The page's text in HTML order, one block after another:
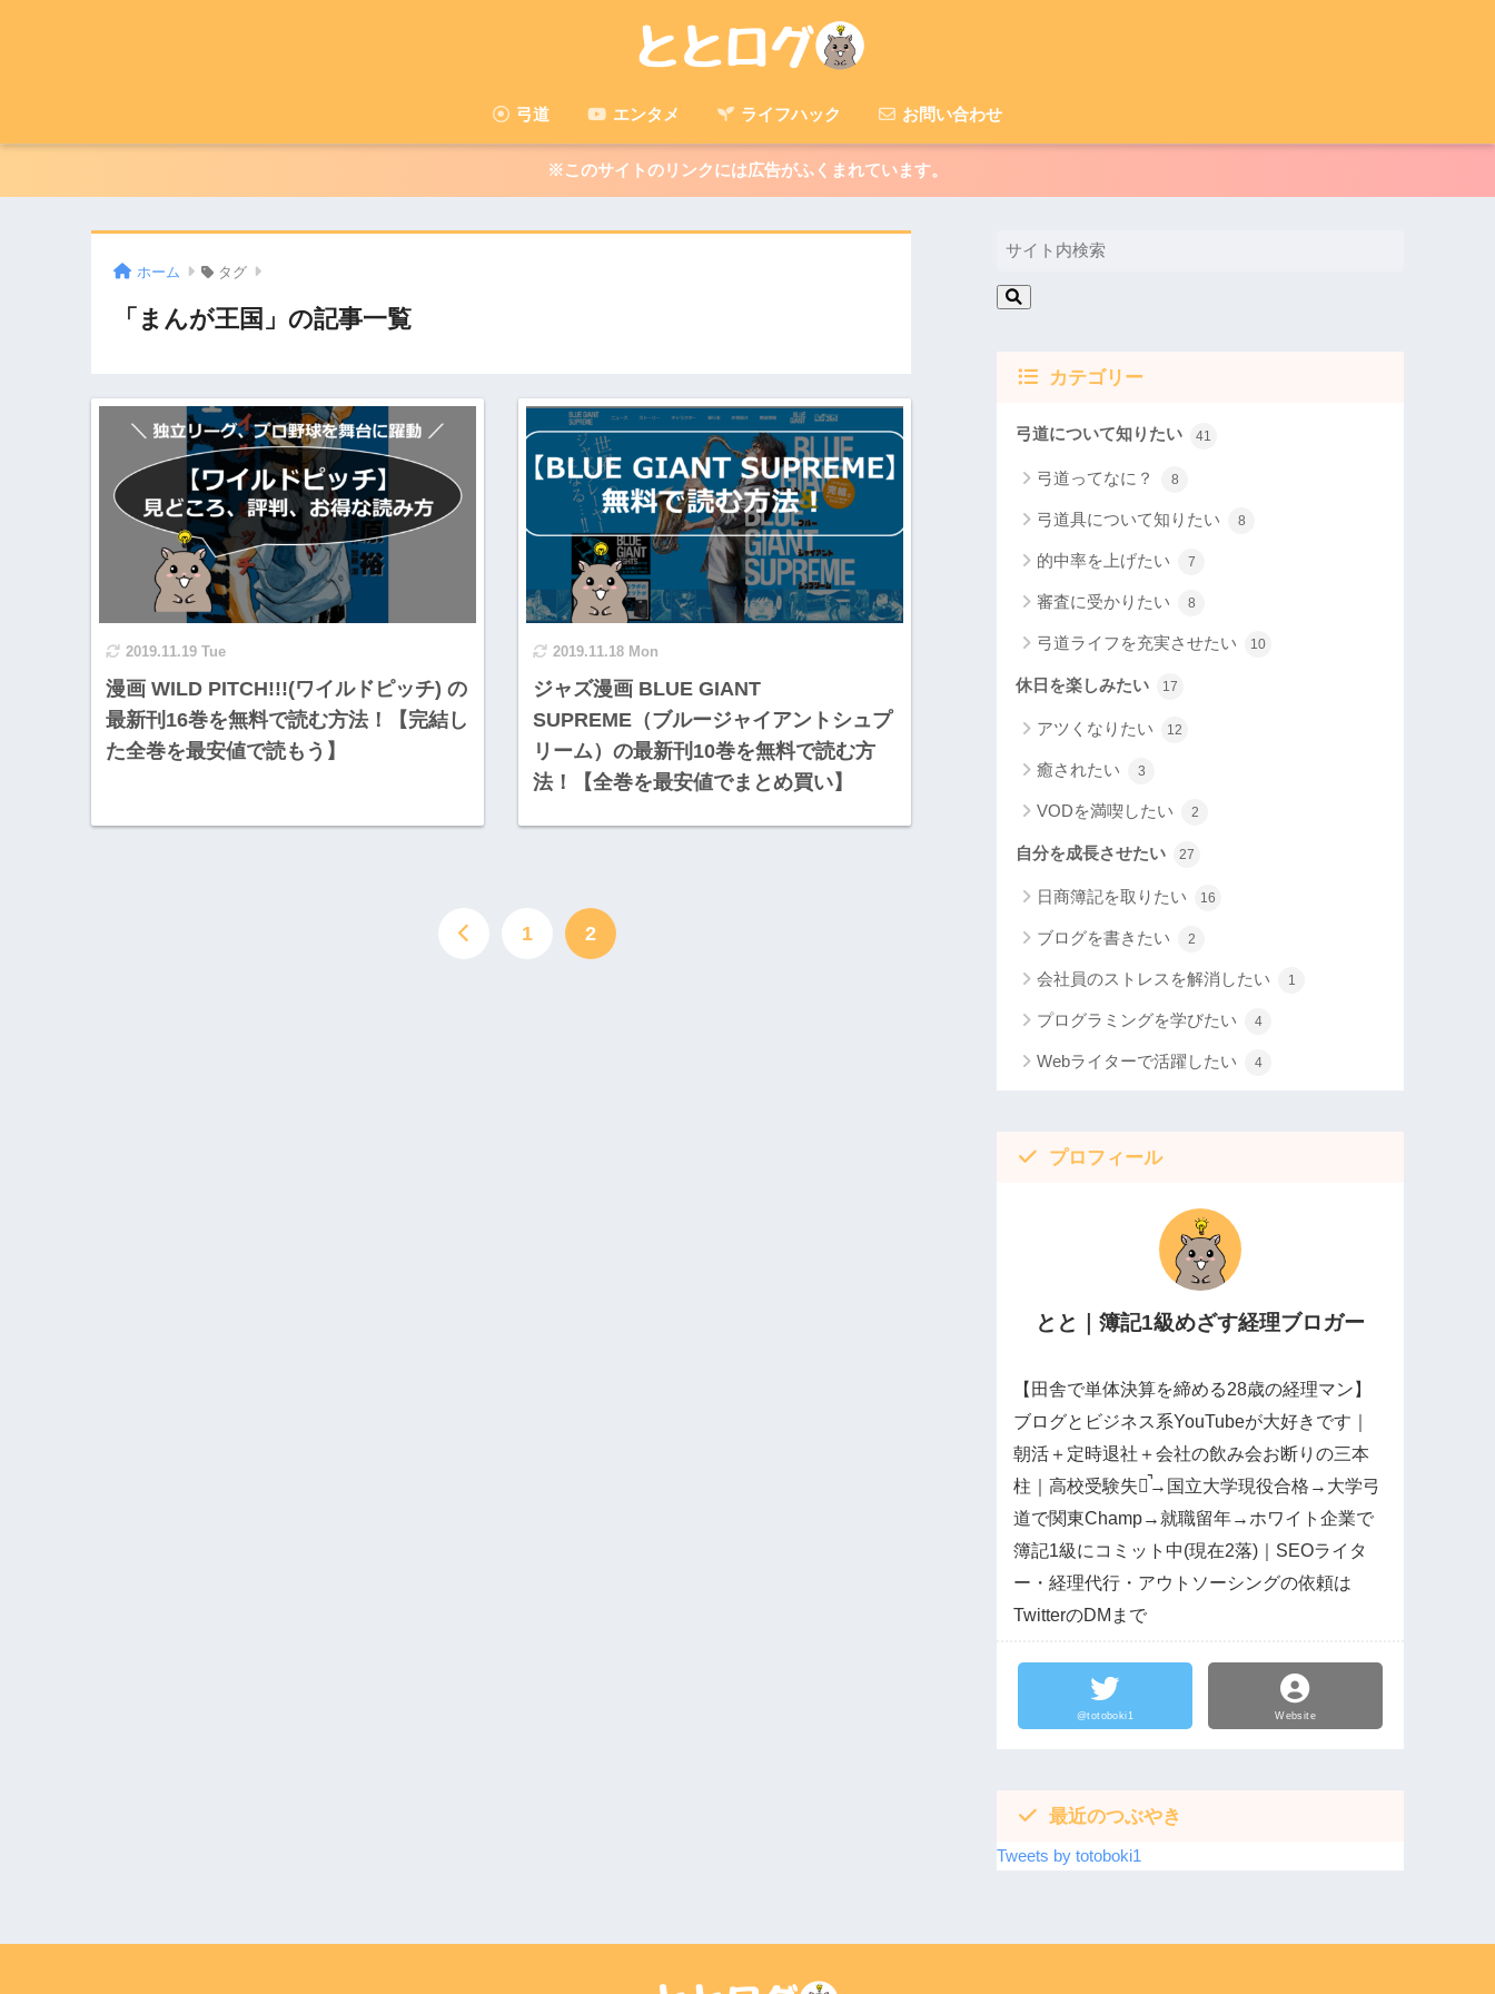
弓道 エンタメ ライフハック お問い合わせ
※このサイトのリンクには広告がふくまれています。
ホーム タグ
「まんが王国」の記事一覧
2019.11.19 Tue
漫画 WILD PITCH!!!(ワイルドピッチ) の
最新刊16巻を無料で読む方法！【完結し
た全巻を最安値で読もう】
2019.11.18 Mon
ジャズ漫画 BLUE GIANT
SUPREME（ブルージャイアントシュプ
リーム）の最新刊10巻を無料で読む方
法！【全巻を最安値でまとめ買い】
1 2
カテゴリー
弓道について知りたい 41
弓道ってなに？ 8
弓道具について知りたい 8
的中率を上げたい 7
審査に受かりたい 8
弓道ライフを充実させたい 10
休日を楽しみたい 17
アツくなりたい 12
癒されたい 3
VODを満喫したい 2
自分を成長させたい 27
日商簿記を取りたい 16
ブログを書きたい 2
会社員のストレスを解消したい 1
プログラミングを学びたい 4
Webライターで活躍したい 4
プロフィール
とと｜簿記1級めざす経理ブロガー
【田舎で単体決算を締める28歳の経理マン】
ブログとビジネス系YouTubeが大好きです｜
朝活＋定時退社＋会社の飲み会お断りの三本
柱｜高校受験失敗̚→国立大学現役合格→大学弓
道で関東Champ→就職留年→ホワイト企業で
簿記1級にコミット中(現在2落)｜SEOライタ
ー・経理代行・アウトソーシングの依頼は
TwitterのDMまで
@totoboki1 Website
最近のつぶやき
Tweets by totoboki1